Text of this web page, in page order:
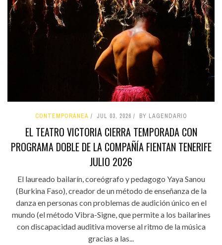
CONTEMPORÁNEA JUL 03, 2026 BY LAGENDARIO
EL TEATRO VICTORIA CIERRA TEMPORADA CON
PROGRAMA DOBLE DE LA COMPAÑÍA FIENTAN TENERIFE
JULIO 2026
El laureado bailarín, coreógrafo y pedagogo Yaya Sanou
(Burkina Faso), creador de un método de enseñanza de la
danza en personas con problemas de audición único en el
mundo (el método Vibra-Signe, que permite a los bailarines
con discapacidad auditiva moverse al ritmo de la música
gracias a las...